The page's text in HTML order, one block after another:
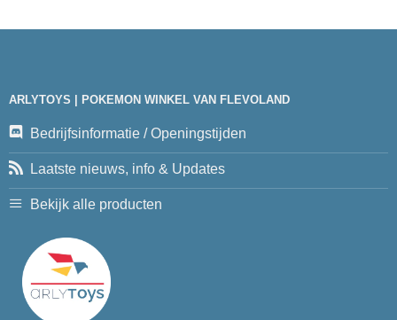
ARLYTOYS | POKEMON WINKEL VAN FLEVOLAND
Bedrijfsinformatie / Openingstijden
Laatste nieuws, info & Updates
Bekijk alle producten